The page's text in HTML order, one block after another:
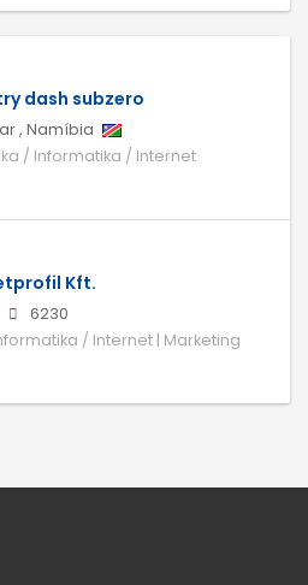
dash subzero
, Namíbia
/ Informatika / Internet
Kft.
6230
/ Internet | Marketing